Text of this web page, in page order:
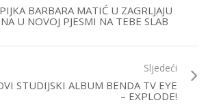
BARBARA MATIĆ U ZAGRLJAJU
U NOVOJ PJESMI NA TEBE SLAB
Sljedeći
STUDIJSKI ALBUM BENDA TV EYE
– EXPLODE!